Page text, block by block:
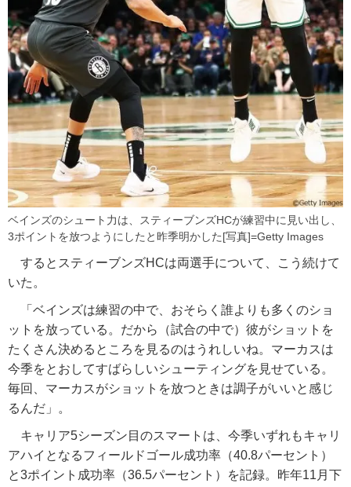
ベインズのシュート力は、スティーブンズHCが練習中に見い出し、
3ポイントを放つようにしたと昨季明かした[写真]=Getty Images
するとスティーブンズHCは両選手について、こう続けて
いた。
「ベインズは練習の中で、おそらく誰よりも多くのショ
ットを放っている。だから（試合の中で）彼がショットを
たくさん決めるところを見るのはうれしいね。マーカスは
今季をとおしてすばらしいシューティングを見せている。
毎回、マーカスがショットを放つときは調子がいいと感じ
るんだ」。
キャリア5シーズン目のスマートは、今季いずれもキャリ
アハイとなるフィールドゴール成功率（40.8パーセント）
と3ポイント成功率（36.5パーセント）を記録。昨年11月下